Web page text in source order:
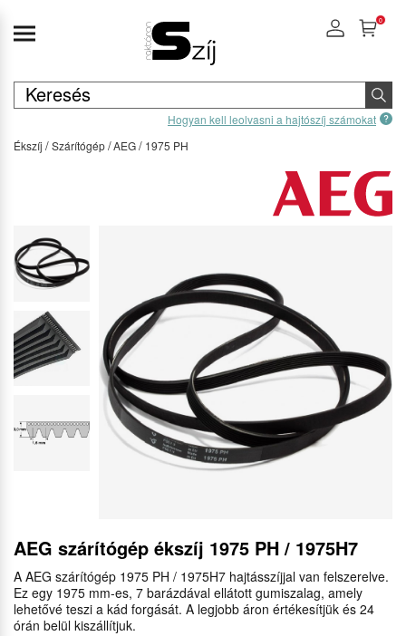
Hogyan kell leolvasni a hajtószíj számokat
0
Ékszíj Szárítógép AEG 1975 PH
AEG szárítógép ékszíj 1975 PH / 1975H7
A AEG szárítógép 1975 PH / 1975H7 hajtásszíjjal van felszerelve.
Ez egy 1975 mm-es, 7 barázdával ellátott gumiszalag, amely
lehetővé teszi a kád forgását. A legjobb áron értékesítjük és 24
órán belül kiszállítjuk.